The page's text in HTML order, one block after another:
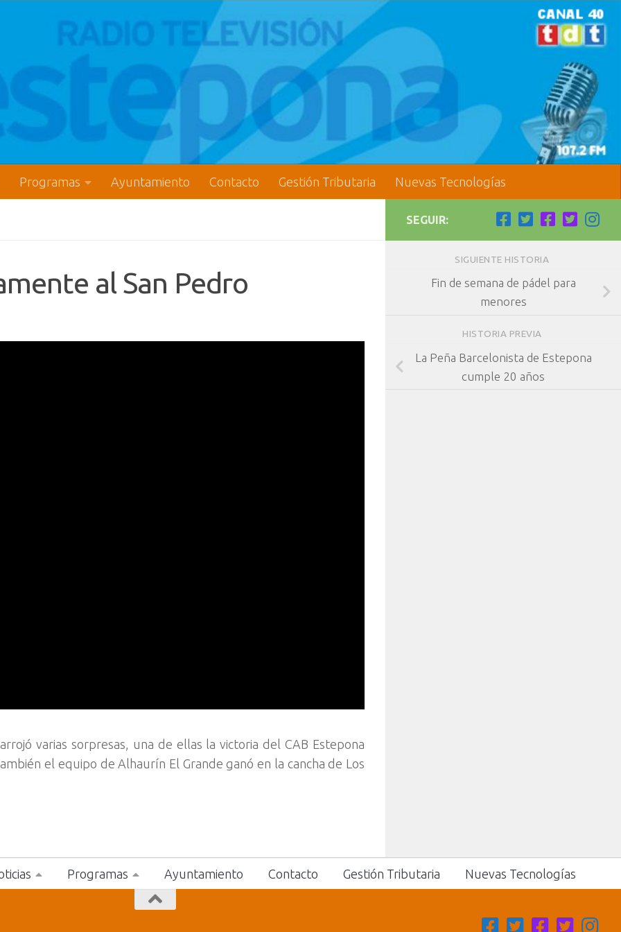
Programas Ayuntamiento Contacto Gestión Tributaria Nuevas Tecnologías
al San Pedro
varias sorpresas, una de ellas la victoria del CAB Estepona
el equipo de Alhaurín El Grande ganó en la cancha de Los
SEGUIR:
SIGUIENTE HISTORIA
Fin de semana de pádel para
menores
HISTORIA PREVIA
La Peña Barcelonista de Estepona
cumple 20 años
Programas Ayuntamiento Contacto Gestión Tributaria Nuevas Tecnologías